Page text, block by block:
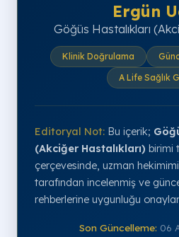
Ergün
Göğüs Hastalıkları
Klinik Doğrulama
A Life Sağlık
Editoryal Not: Bu içerik;
(Akciğer Hastalıkları) birimi
çerçevesinde, uzman
tarafından incelenmiş ve
rehberlerine uygunluğu
Son Güncelleme: 06